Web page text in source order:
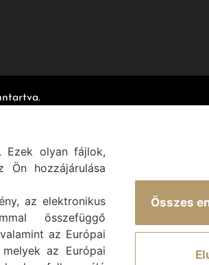
Ezek olyan fájlok,
Ön hozzájárulása
az elektronikus
összefüggő
az Európai
az Európai
Összes